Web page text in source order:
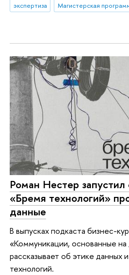
экспертиза
Роман Нестер запустил
«Бремя технологий»
данные
В выпусках подкаста бизнес-
«Коммуникации, основанные на
рассказывает об этике данных
технологий.